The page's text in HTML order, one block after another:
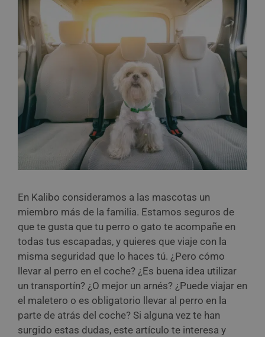
En Kalibo consideramos a las mascotas un
miembro más de la familia. Estamos seguros de
que te gusta que tu perro o gato te acompañe en
todas tus escapadas, y quieres que viaje con la
misma seguridad que lo haces tú. ¿Pero cómo
llevar al perro en el coche? ¿Es buena idea utilizar
un transportín? ¿O mejor un arnés? ¿Puede viajar en
el maletero o es obligatorio llevar al perro en la
parte de atrás del coche? Si alguna vez te han
surgido estas dudas, este artículo te interesa y